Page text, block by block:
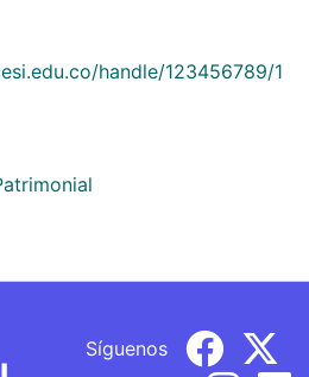
handle/123456789/1
Síguenos